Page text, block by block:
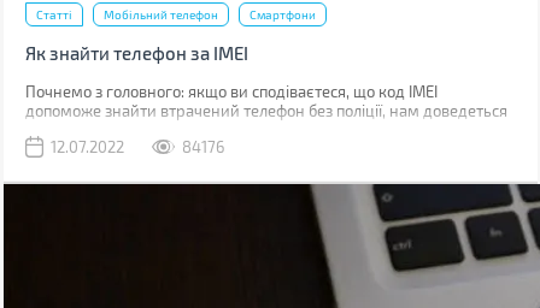
Статті Мобільний телефон Смартфони
Як знайти телефон за IMEI
Почнемо з головного: якщо ви сподіваєтеся, що код IMEI
допоможе знайти втрачений телефон без поліції, нам доведеться
допоможе абсолютно. Якщо його вкрали, IMEI слід повідомити
12.07.2022 84176